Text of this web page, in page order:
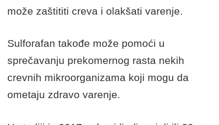
može zaštititi creva i olakšati varenje.
Sulforafan takođe može pomoći u
sprečavanju prekomernog rasta nekih
crevnih mikroorganizama koji mogu da
ometaju zdravo varenje.